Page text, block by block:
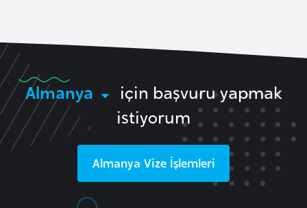
Almanya
için başvuru yapmak
istiyorum
Almanya Vize İşlemleri
E
t
i
y
o